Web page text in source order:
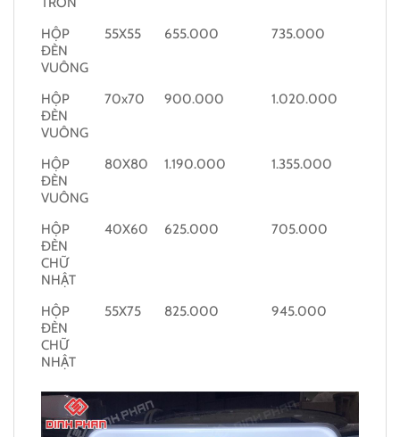
HỘP
ĐÈN
VUÔNG
55X55 655.000 735.000
HỘP
ĐÈN
VUÔNG
70x70 900.000 1.020.000
HỘP
ĐÈN
VUÔNG
80X80 1.190.000 1.355.000
HỘP
ĐÈN
CHỮ
NHẬT
40X60 625.000 705.000
HỘP
ĐÈN
CHỮ
NHẬT
55X75 825.000 945.000